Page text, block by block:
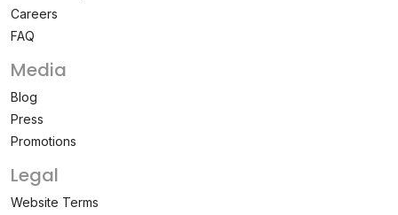
Careers
FAQ
Media
Blog
Press
Promotions
Legal
Website Terms